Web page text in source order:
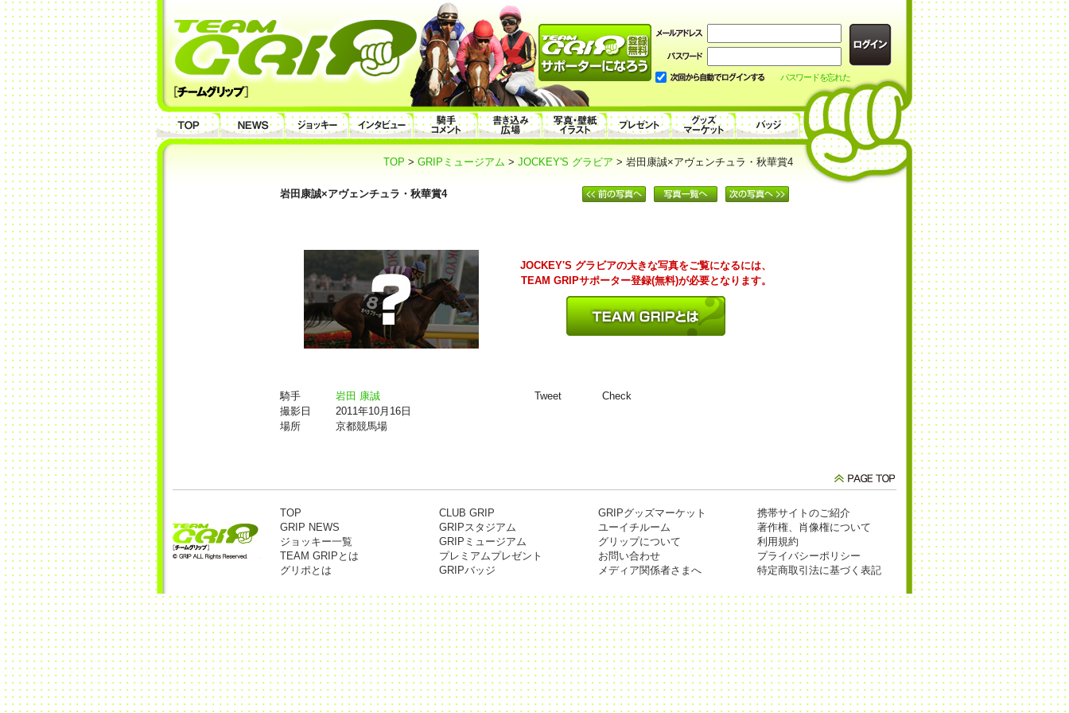
パスワードを忘れた
TOP > GRIPミュージアム > JOCKEY'S グラビア > 岩田康誠×アヴェンチュラ・秋華賞4
岩田康誠×アヴェンチュラ・秋華賞4
JOCKEY'S グラビアの大きな写真をご覧になるには、
TEAM GRIPサポーター登録(無料)が必要となります。
騎手
岩田 康誠
撮影日
2011年10月16日
場所
京都競馬場
Tweet Check
TOP
GRIP NEWS
ジョッキー一覧
TEAM GRIPとは
グリポとは
CLUB GRIP
GRIPスタジアム
GRIPミュージアム
プレミアムプレゼント
GRIPバッジ
GRIPグッズマーケット
ユーイチルーム
グリップについて
お問い合わせ
メディア関係者さまへ
携帯サイトのご紹介
著作権、肖像権について
利用規約
プライバシーポリシー
特定商取引法に基づく表記